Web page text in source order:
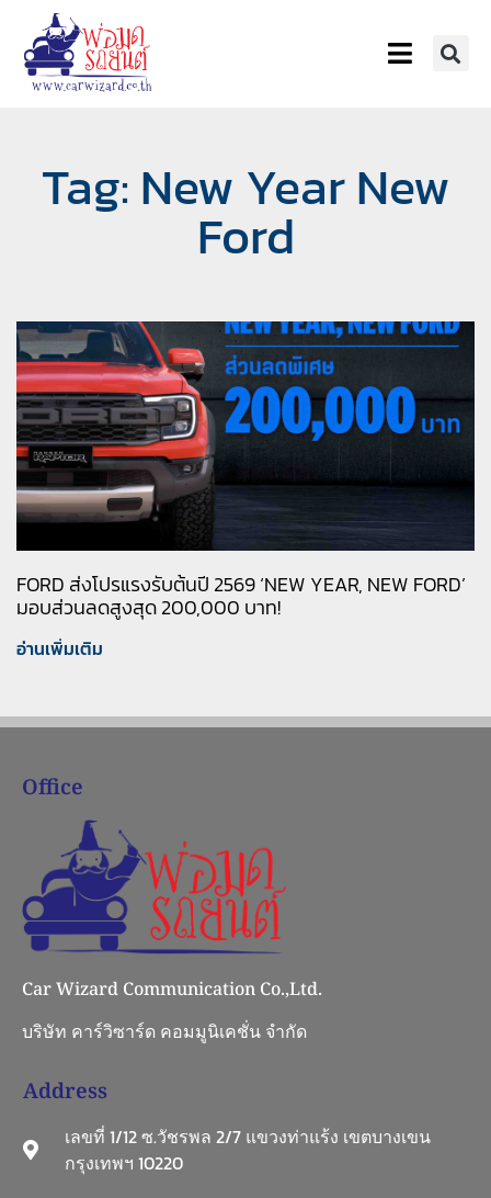
Tag: New Year New
Ford
FORD ส่งโปรแรงรับต้นปี 2569 ‘NEW YEAR, NEW FORD’
มอบส่วนลดสูงสุด 200,000 บาท!
อ่านเพิ่มเติม
Office
Car Wizard Communication Co.,Ltd.
บริษัท คาร์วิซาร์ด คอมมูนิเคชั่น จำกัด
Address
เลขที่ 1/12 ซ.วัชรพล 2/7 แขวงท่าแร้ง เขตบางเขน
กรุงเทพฯ 10220